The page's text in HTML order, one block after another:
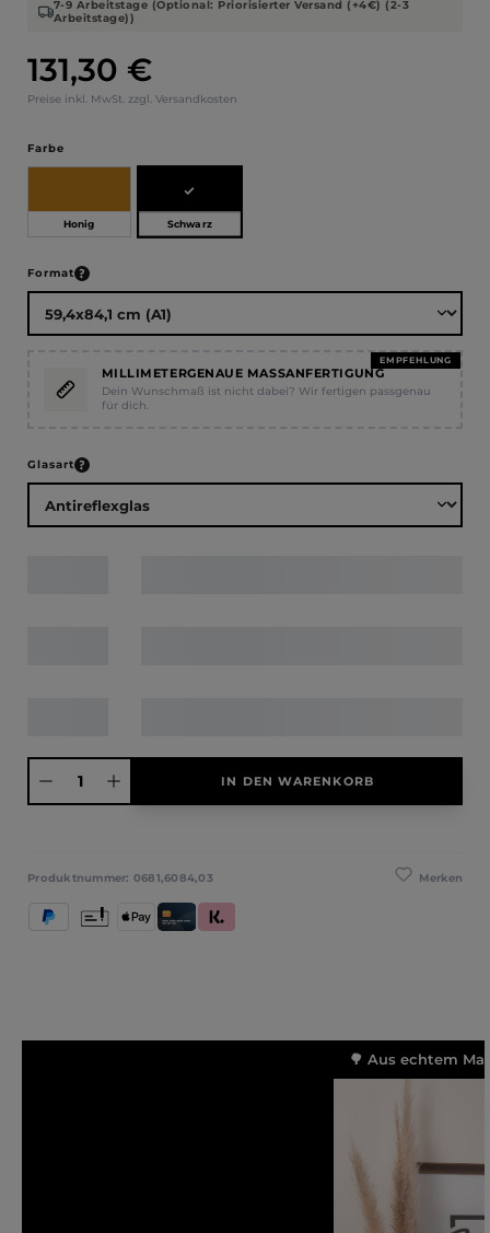
Regulärer Preis:
131,30 €
Preise inkl. MwSt. zzgl. Versandkosten
7-9 Arbeitstage (Optional: Priorisierter Versand (+4€) (2-3
Arbeitstage))
Farbeauswählen
Honig Schwarz
Formatauswählen
EMPFEHLUNG
MILLIMETERGENAUE MASSANFERTIGUNG
Dein Wunschmaß ist nicht dabei? Wir fertigen passgenau
für dich.
Glasartauswählen
IN DEN WARENKORB
Merken
Produktnummer: 0681,6084,03
PayPal Apple PayKredit- und Debitkarte
Klarna (Rechnung / Ratenkauf / Sofort)
Vorkasse
🌳 Aus echtem